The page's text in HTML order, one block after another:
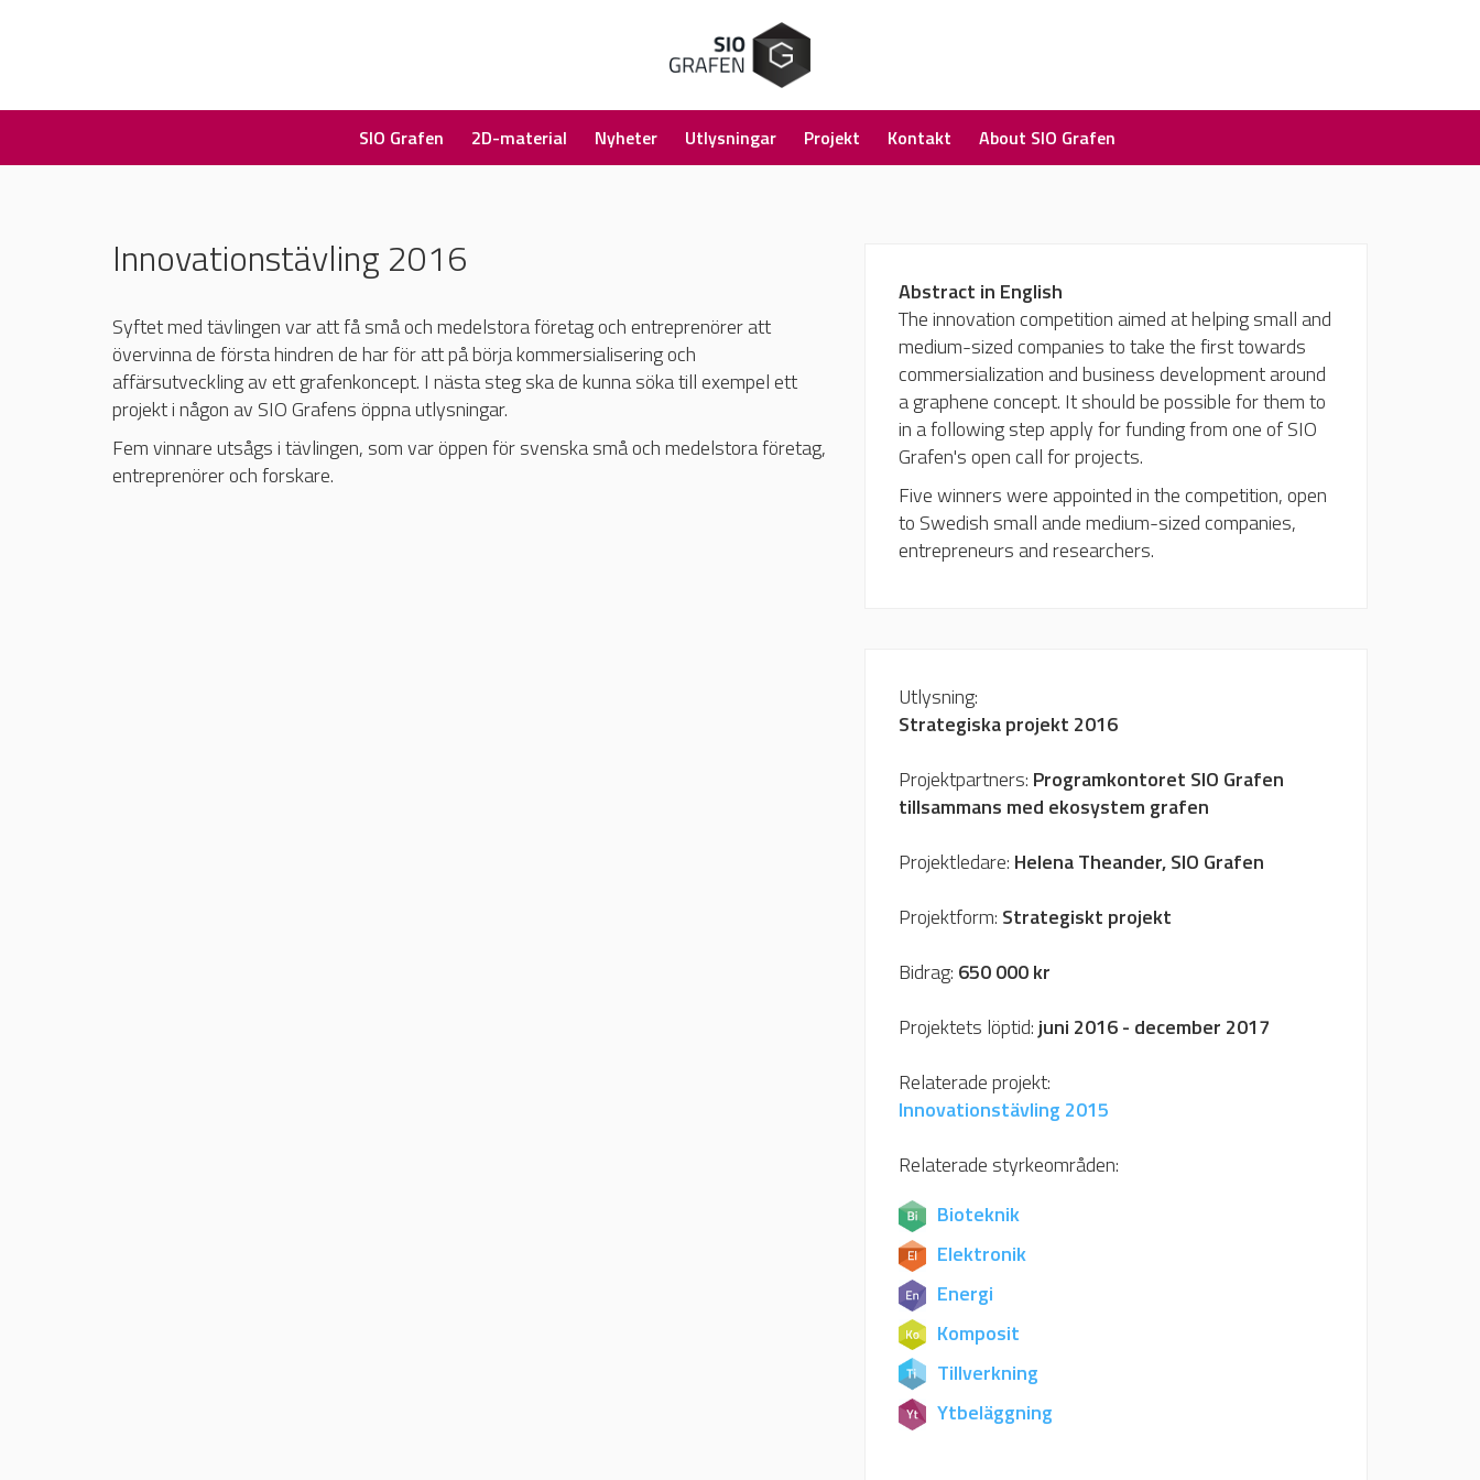
SIO Grafen 2D-material Nyheter Utlysningar Projekt Kontakt About SIO Grafen
Innovationstävling 2016
Syftet med tävlingen var att få små och medelstora företag och entreprenörer att
övervinna de första hindren de har för att på börja kommersialisering och
affärsutveckling av ett grafenkoncept. I nästa steg ska de kunna söka till exempel ett
projekt i någon av SIO Grafens öppna utlysningar.
Fem vinnare utsågs i tävlingen, som var öppen för svenska små och medelstora företag,
entreprenörer och forskare.
Abstract in English
The innovation competition aimed at helping small and
medium-sized companies to take the first towards
commersialization and business development around
a graphene concept. It should be possible for them to
in a following step apply for funding from one of SIO
Grafen's open call for projects.
Five winners were appointed in the competition, open
to Swedish small ande medium-sized companies,
entrepreneurs and researchers.
Utlysning:
Strategiska projekt 2016
Projektpartners: Programkontoret SIO Grafen
tillsammans med ekosystem grafen
Projektledare: Helena Theander, SIO Grafen
Projektform: Strategiskt projekt
Bidrag: 650 000 kr
Projektets löptid:juni 2016 - december 2017
Relaterade projekt:
Innovationstävling 2015
Relaterade styrkeområden:
Bioteknik
Elektronik
Energi
Komposit
Tillverkning
Ytbeläggning